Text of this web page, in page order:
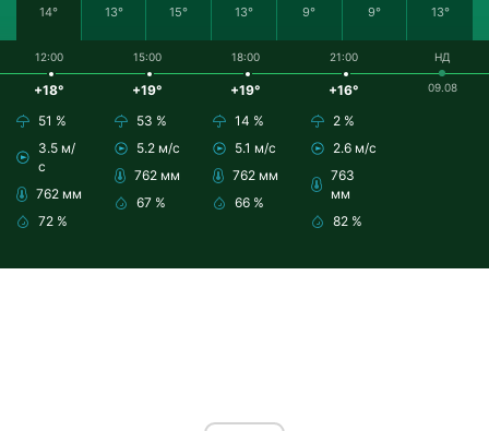
14° 13° 15° 13° 9° 9° 13°
12:00
+18°
51 %
3.5 м/
с
762 мм
72 %
15:00
+19°
53 %
5.2 м/с
762 мм
67 %
18:00
+19°
14 %
5.1 м/с
762 мм
66 %
21:00
+16°
2 %
2.6 м/с
763
мм
82 %
НД
09.08